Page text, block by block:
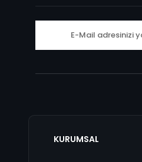
KURUMSAL